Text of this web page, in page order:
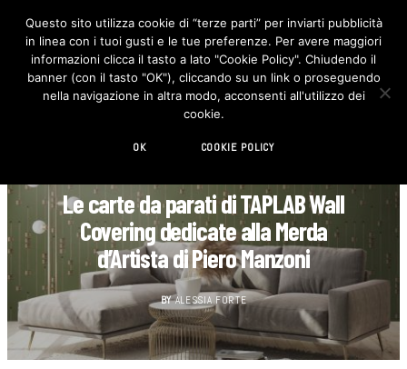
F
c
e
b
o
I
n
s
t
Le carte da parati di TAPLAB Wall
Covering dedicate alla Merda
d’Artista di Piero Manzoni
BY ALESSIA FORTE
Questo sito utilizza cookie di “terze parti” per inviarti pubblicità
in linea con i tuoi gusti e le tue preferenze. Per avere maggiori
informazioni clicca il tasto a lato "Cookie Policy". Chiudendo il
banner (con il tasto "OK"), cliccando su un link o proseguendo
nella navigazione in altra modo, acconsenti all'utilizzo dei
cookie.
OK COOKIE POLICY